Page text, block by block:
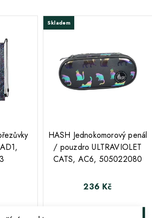
Skladem
HASH Jednokomorový penál
/ pouzdro ULTRAVIOLET
CATS, AC6, 505022080
Cena
236 Kč